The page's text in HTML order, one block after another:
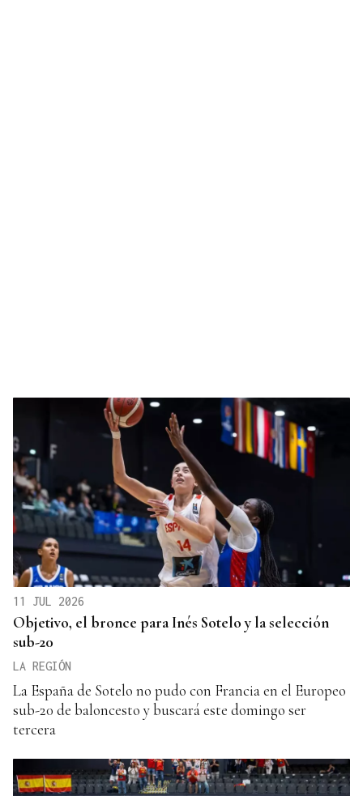
11 JUL 2026
Objetivo, el bronce para Inés Sotelo y la selección
sub-20
LA REGIÓN
La España de Sotelo no pudo con Francia en el Europeo
sub-20 de baloncesto y buscará este domingo ser
tercera